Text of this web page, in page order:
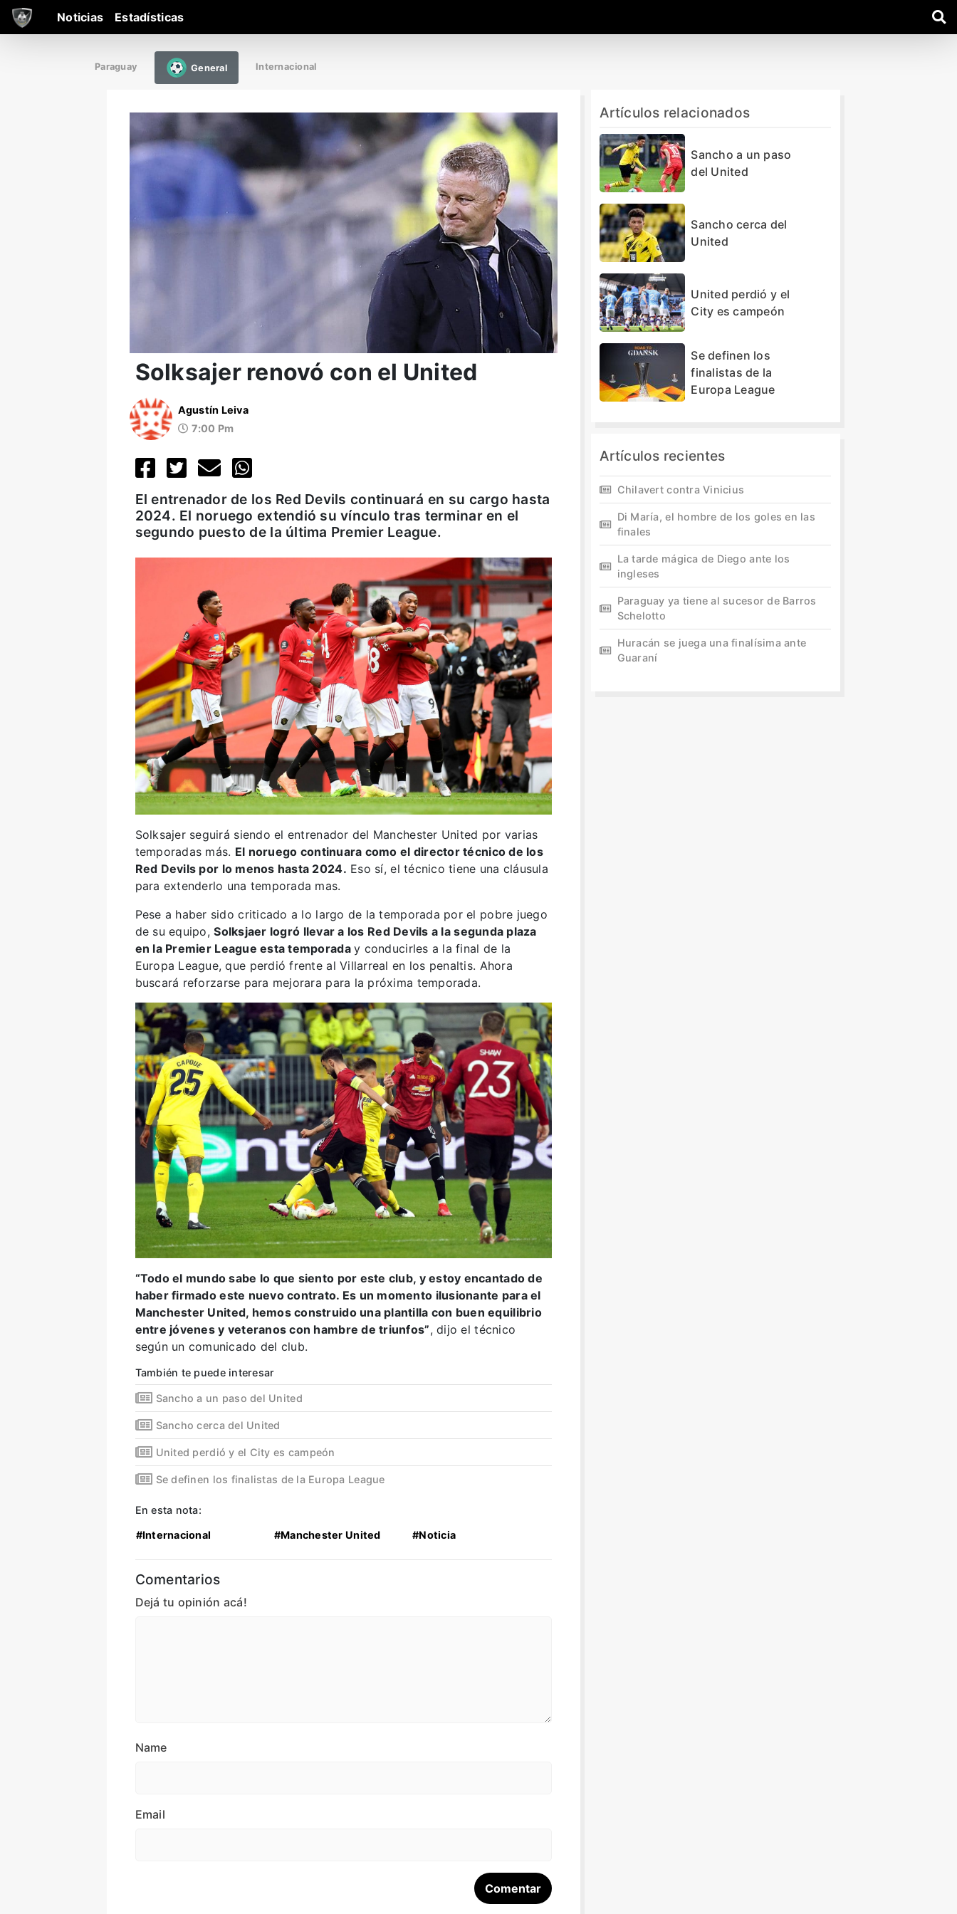
Noticias Estadísticas
Paraguay General Internacional
Solksajer renovó con el United
Agustín Leiva
7:00 Pm
El entrenador de los Red Devils continuará en su cargo hasta
2024. El noruego extendió su vínculo tras terminar en el
segundo puesto de la última Premier League.
Solksajer seguirá siendo el entrenador del Manchester United por varias
temporadas más. El noruego continuara como el director técnico de los
Red Devils por lo menos hasta 2024. Eso sí, el técnico tiene una cláusula
para extenderlo una temporada mas.
Pese a haber sido criticado a lo largo de la temporada por el pobre juego
de su equipo,Solksjaer logró llevar a los Red Devils a la segunda plaza
en la Premier League esta temporaday conducirles a la final de la
Europa League, que perdió frente al Villarreal en los penaltis. Ahora
buscará reforzarse para mejorara para la próxima temporada.
“Todo el mundo sabe lo que siento por este club, y estoy encantado de
haber firmado este nuevo contrato. Es un momento ilusionante para el
Manchester United, hemos construido una plantilla con buen equilibrio
entre jóvenes y veteranos con hambre de triunfos”, dijo el técnico
según un comunicado del club.
También te puede interesar
Sancho a un paso del United
Sancho cerca del United
United perdió y el City es campeón
Se definen los finalistas de la Europa League
En esta nota:
#Internacional #Manchester United #Noticia
Comentarios
Dejá tu opinión acá!
Name
Email
Artículos relacionados
Sancho a un paso
del United
Sancho cerca del
United
United perdió y el
City es campeón
Se definen los
finalistas de la
Europa League
Artículos recientes
Chilavert contra Vinicius
Di María, el hombre de los goles en las
finales
La tarde mágica de Diego ante los
ingleses
Paraguay ya tiene al sucesor de Barros
Schelotto
Huracán se juega una finalísima ante
Guaraní